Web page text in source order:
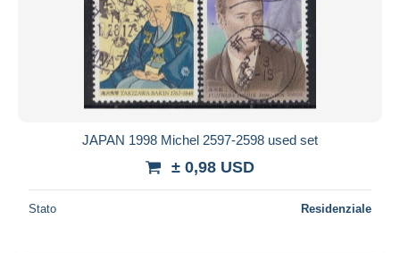
JAPAN 1998 Michel 2597-2598 used set
± 0,98 USD
Stato Residenziale